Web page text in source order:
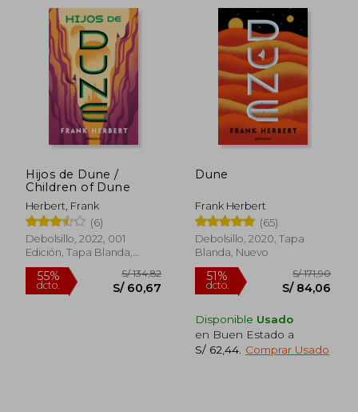
40%
dcto.
40%
dcto.
Hijos de Dune /
Children of Dune
Herbert, Frank
(6)
Debolsillo, 2022, 001
Edición, Tapa Blanda,
Nuevo
Dune
Frank Herbert
(65)
Debolsillo, 2020, Tapa
Blanda, Nuevo
Disponible Usado
en Buen Estado a
S/ 62,44 Comprar Usado